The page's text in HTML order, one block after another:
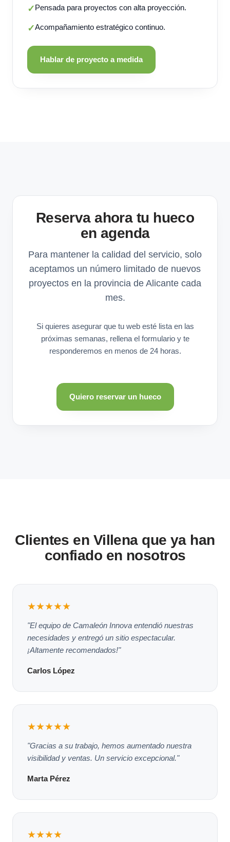
✓Pensada para proyectos con alta proyección.
✓Acompañamiento estratégico continuo.
Hablar de proyecto a medida
Reserva ahora tu hueco
en agenda
Para mantener la calidad del servicio, solo
aceptamos un número limitado de nuevos
proyectos en la provincia de Alicante cada
mes.
Si quieres asegurar que tu web esté lista en las
próximas semanas, rellena el formulario y te
responderemos en menos de 24 horas.
Quiero reservar un hueco
Clientes en Villena que ya han
confiado en nosotros
★★★★★
"El equipo de Camaleón Innova entendió nuestras
necesidades y entregó un sitio espectacular.
¡Altamente recomendados!"
Carlos López
★★★★★
"Gracias a su trabajo, hemos aumentado nuestra
visibilidad y ventas. Un servicio excepcional."
Marta Pérez
★★★★